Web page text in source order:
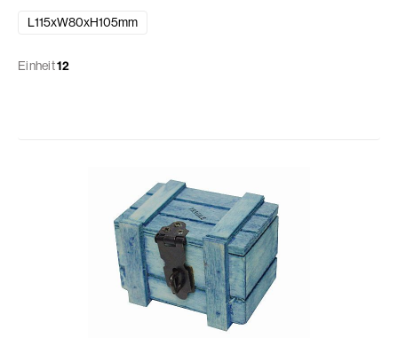
L115xW80xH105mm
Einheit12